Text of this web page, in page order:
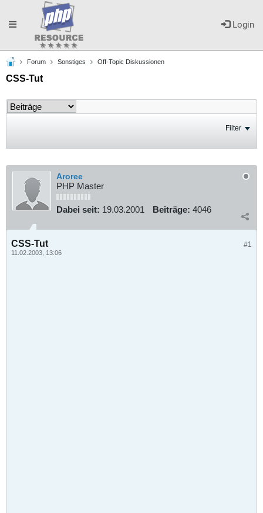
Login
Toggle
navigation
Forum Sonstiges Off-Topic Diskussionen
CSS-Tut
Filter
Aroree
PHP Master
Dabei seit: 19.03.2001 Beiträge: 4046
#1
CSS-Tut
11.02.2003, 13:06